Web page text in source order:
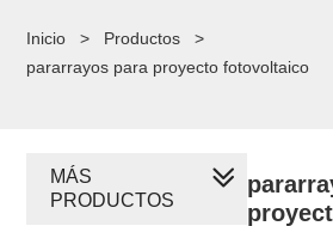
Inicio > Productos
>
pararrayos para proyecto fotovoltaico
MÁS
PRODUCTOS